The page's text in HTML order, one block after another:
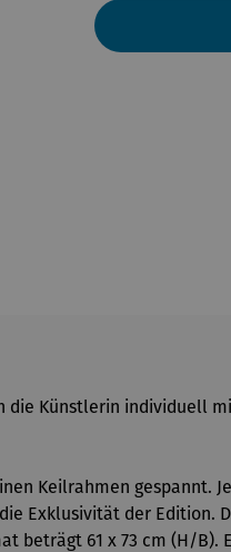
die Künstlerin individuell
Keilrahmen gespannt.
Exklusivität der Edition.
beträgt 61 x 73 cm (H/B).